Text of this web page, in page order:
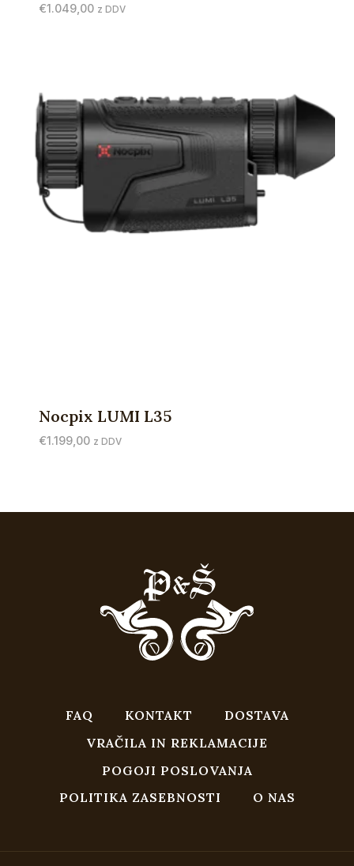
€1.049,00 z DDV
Nocpix LUMI L35
€1.199,00 z DDV
FAQ KONTAKT
DOSTAVA
VRAČILA IN REKLAMACIJE
POGOJI POSLOVANJA
POLITIKA ZASEBNOSTI
O NAS